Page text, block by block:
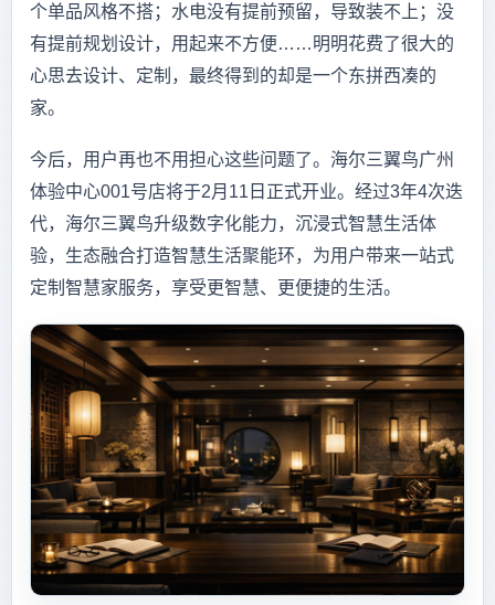
个单品风格不搭；水电没有提前预留，导致装不上；没
有提前规划设计，用起来不方便……明明花费了很大的
心思去设计、定制，最终得到的却是一个东拼西凑的
家。
今后，用户再也不用担心这些问题了。海尔三翼鸟广州
体验中心001号店将于2月11日正式开业。经过3年4次迭
代，海尔三翼鸟升级数字化能力，沉浸式智慧生活体
验，生态融合打造智慧生活聚能环，为用户带来一站式
定制智慧家服务，享受更智慧、更便捷的生活。